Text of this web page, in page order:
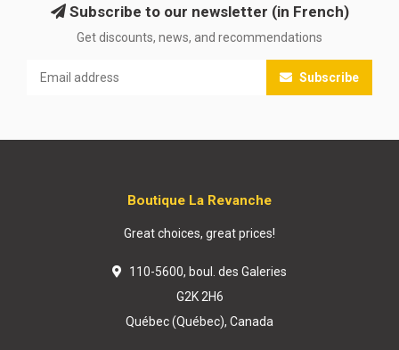
Subscribe to our newsletter (in French)
Get discounts, news, and recommendations
Subscribe
Boutique La Revanche
Great choices, great prices!
110-5600, boul. des Galeries
G2K 2H6
Québec (Québec), Canada